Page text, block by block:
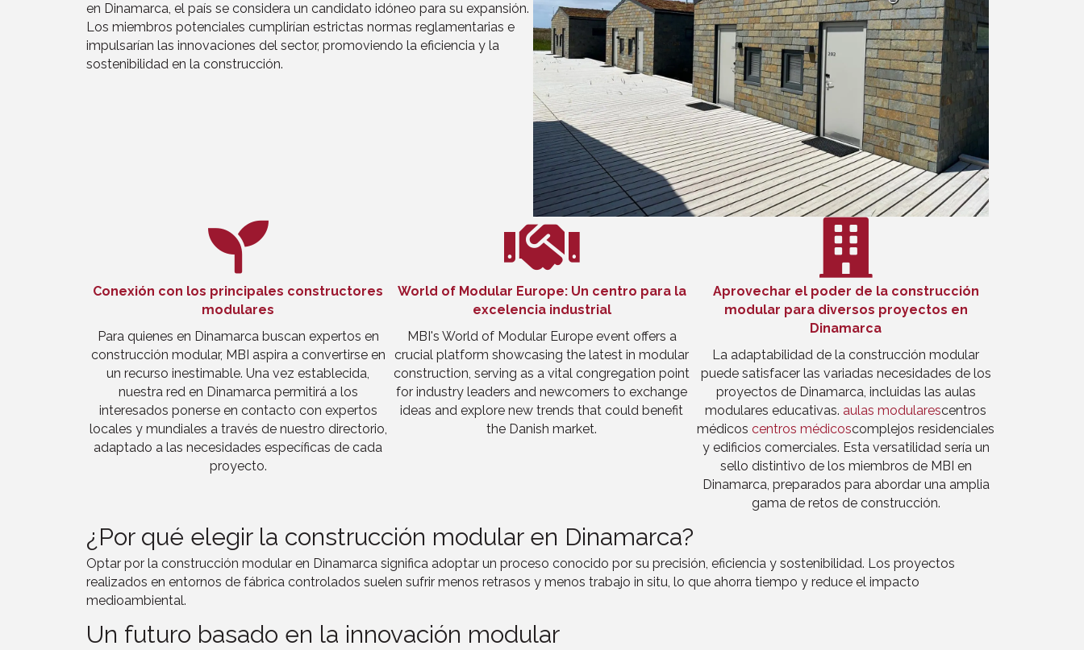
en Dinamarca, el país se considera un candidato idóneo para su expansión.
Los miembros potenciales cumplirían estrictas normas reglamentarias e
impulsarían las innovaciones del sector, promoviendo la eficiencia y la
sostenibilidad en la construcción.
Conexión con los principales constructores
modulares
Para quienes en Dinamarca buscan expertos en
construcción modular, MBI aspira a convertirse en
un recurso inestimable. Una vez establecida,
nuestra red en Dinamarca permitirá a los
interesados ponerse en contacto con expertos
locales y mundiales a través de nuestro directorio,
adaptado a las necesidades específicas de cada
proyecto.
World of Modular Europe: Un centro para la
excelencia industrial
MBI's World of Modular Europe event offers a
crucial platform showcasing the latest in modular
construction, serving as a vital congregation point
for industry leaders and newcomers to exchange
ideas and explore new trends that could benefit
the Danish market.
Aprovechar el poder de la construcción
modular para diversos proyectos en
Dinamarca
La adaptabilidad de la construcción modular
puede satisfacer las variadas necesidades de los
proyectos de Dinamarca, incluidas las aulas
modulares educativas. aulas modularescentros
médicoscentros médicoscomplejos residenciales
y edificios comerciales. Esta versatilidad sería un
sello distintivo de los miembros de MBI en
Dinamarca, preparados para abordar una amplia
gama de retos de construcción.
¿Por qué elegir la construcción modular en Dinamarca?
Optar por la construcción modular en Dinamarca significa adoptar un proceso conocido por su precisión, eficiencia y sostenibilidad. Los proyectos
realizados en entornos de fábrica controlados suelen sufrir menos retrasos y menos trabajo in situ, lo que ahorra tiempo y reduce el impacto
medioambiental.
Un futuro basado en la innovación modular